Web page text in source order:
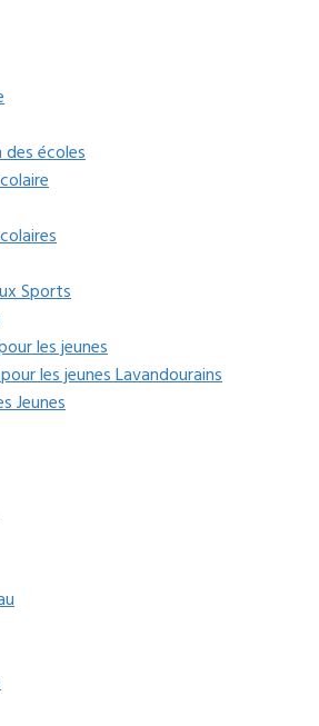
écoles
Sports
les jeunes
les jeunes Lavandourains
Jeunes